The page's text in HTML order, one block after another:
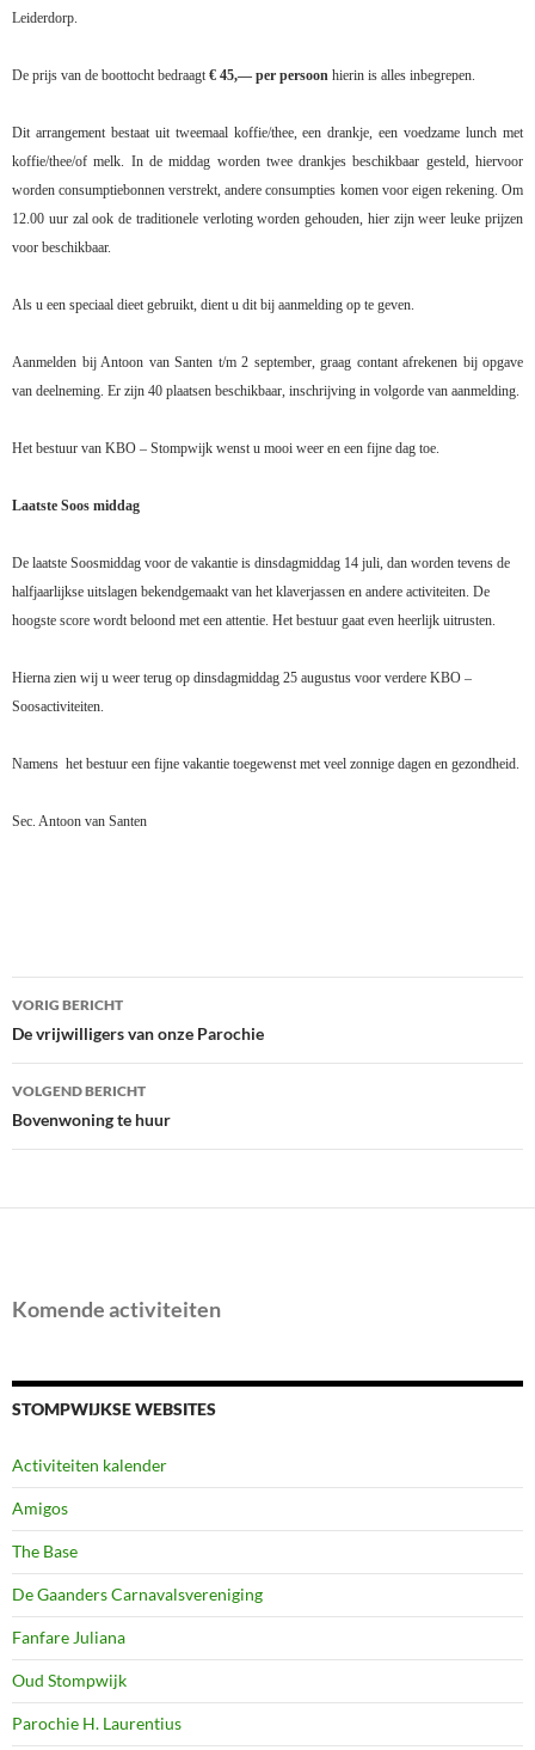
Leiderdorp.
De prijs van de boottocht bedraagt€ 45,— per persoon hierin is alles inbegrepen.
Dit arrangement bestaat uit tweemaal koffie/thee, een drankje, een voedzame lunch met
koffie/thee/of melk. In de middag worden twee drankjes beschikbaar gesteld, hiervoor
worden consumptiebonnen verstrekt, andere consumpties komen voor eigen rekening. Om
12.00 uur zal ook de traditionele verloting worden gehouden, hier zijn weer leuke prijzen
voor beschikbaar.
Als u een speciaal dieet gebruikt, dient u dit bij aanmelding op te geven.
Aanmelden bij Antoon van Santen t/m 2 september, graag contant afrekenen bij opgave
van deelneming. Er zijn 40 plaatsen beschikbaar, inschrijving in volgorde van aanmelding.
Het bestuur van KBO – Stompwijk wenst u mooi weer en een fijne dag toe.
Laatste Soos middag
De laatste Soosmiddag voor de vakantie is dinsdagmiddag 14 juli, dan worden tevens de
halfjaarlijkse uitslagen bekendgemaakt van het klaverjassen en andere activiteiten. De
hoogste score wordt beloond met een attentie. Het bestuur gaat even heerlijk uitrusten.
Hierna zien wij u weer terug op dinsdagmiddag 25 augustus voor verdere KBO –
Soosactiviteiten.
Namens het bestuur een fijne vakantie toegewenst met veel zonnige dagen en gezondheid.
Sec. Antoon van Santen
Bericht
navigatie
VORIG BERICHT
De vrijwilligers van onze Parochie
VOLGEND BERICHT
Bovenwoning te huur
Komende activiteiten
STOMPWIJKSE WEBSITES
Activiteiten kalender
Amigos
The Base
De Gaanders Carnavalsvereniging
Fanfare Juliana
Oud Stompwijk
Parochie H. Laurentius